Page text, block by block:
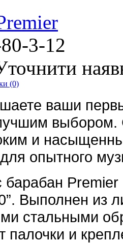
3-12
(0)
ваши
и
опытного
Premier
Выполнен из
стальными
палочки и